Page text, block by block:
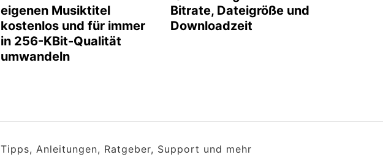
eigenen Musiktitel
kostenlos und für immer
in 256-KBit-Qualität
umwandeln
Bitrate, Dateigröße und
Downloadzeit
Tipps, Anleitungen, Ratgeber, Support und mehr